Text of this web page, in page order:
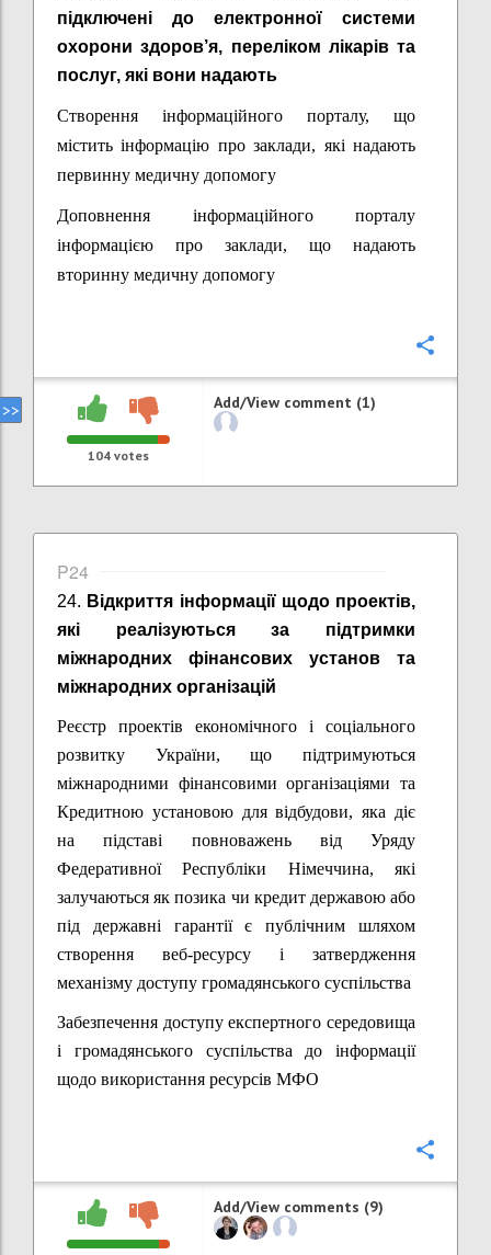
підключені до електронної системи
охорони здоров’я, переліком лікарів та
послуг, які вони надають
Створення інформаційного порталу, що
містить інформацію про заклади, які надають
первинну медичну допомогу
Доповнення інформаційного порталу
інформацією про заклади, що надають
вторинну медичну допомогу
104 votes
Add/View comment (1)
P24
24. Відкриття інформації щодо проектів,
які реалізуються за підтримки
міжнародних фінансових установ та
міжнародних організацій
Реєстр проектів економічного і соціального
розвитку України, що підтримуються
міжнародними фінансовими організаціями та
Кредитною установою для відбудови, яка діє
на підставі повноважень від Уряду
Федеративної Республіки Німеччина, які
залучаються як позика чи кредит державою або
під державні гарантії є публічним шляхом
створення веб-ресурсу і затвердження
механізму доступу громадянського суспільства
Забезпечення доступу експертного середовища
і громадянського суспільства до інформації
щодо використання ресурсів МФО
Add/View comments (9)